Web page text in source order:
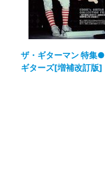
ザ・ギターマン 特集
ギターズ[増補改訂版]